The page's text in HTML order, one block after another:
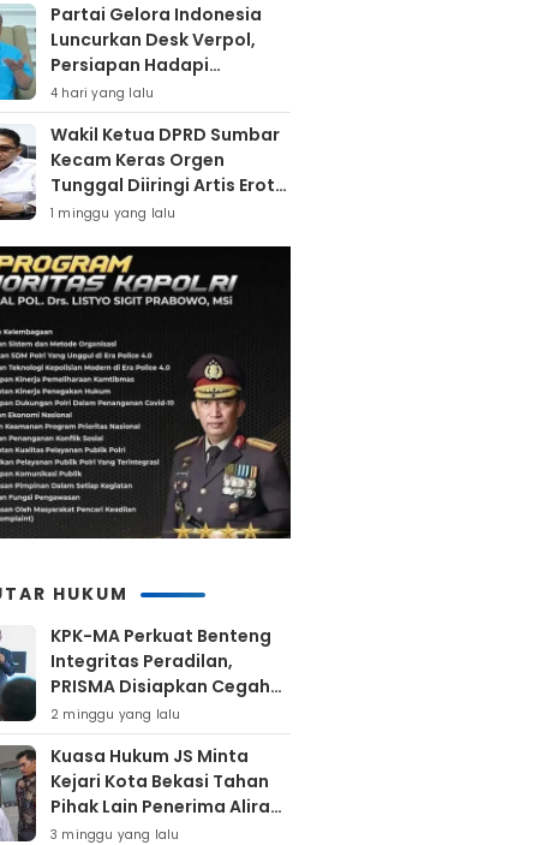
Partai Gelora Indonesia
Luncurkan Desk Verpol,
Persiapan Hadapi
Verifikasi KPU Untuk Pemilu
2029
4 hari yang lalu
Wakil Ketua DPRD Sumbar
Kecam Keras Orgen
Tunggal Diiringi Artis Erotis
Di Kuranji
1 minggu yang lalu
HUKUM
KPK-MA Perkuat Benteng
Integritas Peradilan,
PRISMA Disiapkan Cegah
Korupsi Sejak Hulu
2 minggu yang lalu
Kuasa Hukum JS Minta
Kejari Kota Bekasi Tahan
Pihak Lain Penerima Aliran
Dana Rp80 Juta
3 minggu yang lalu